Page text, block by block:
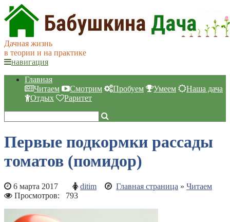
Дачная жизнь
в теории и на практике
навигация
Главная
Читаем
Смотрим Пробуем Умеем
Наша дача
Отдых
Раритет
Первые подкормки рассады
томатов (помидор)
6 марта 2017 ditim Главная страница » Читаем
Просмотров: 793